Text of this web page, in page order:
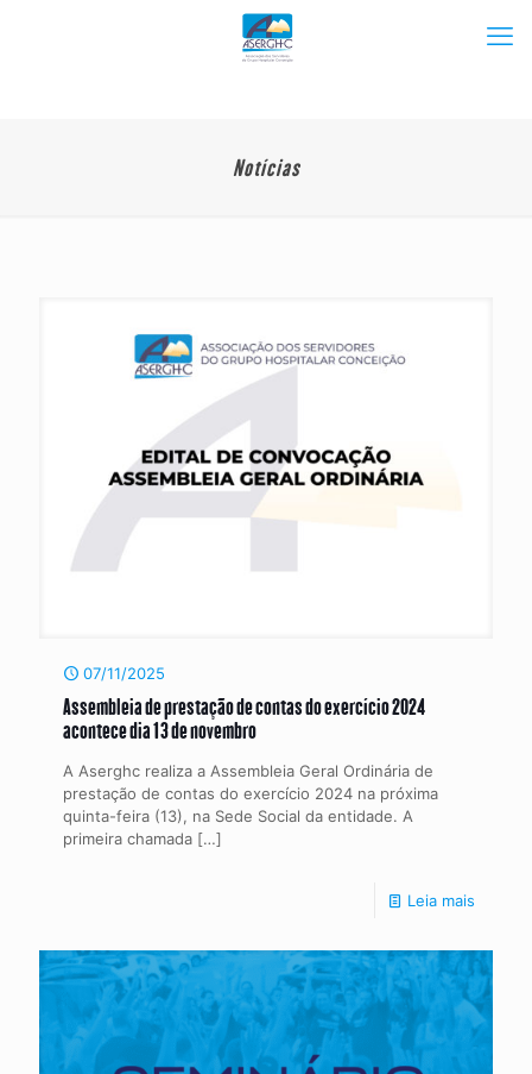
Notícias
07/11/2025
Assembleia de prestação de contas do exercício 2024
acontece dia 13 de novembro
A Aserghc realiza a Assembleia Geral Ordinária de
prestação de contas do exercício 2024 na próxima
quinta-feira (13), na Sede Social da entidade. A
primeira chamada […]
Leia mais